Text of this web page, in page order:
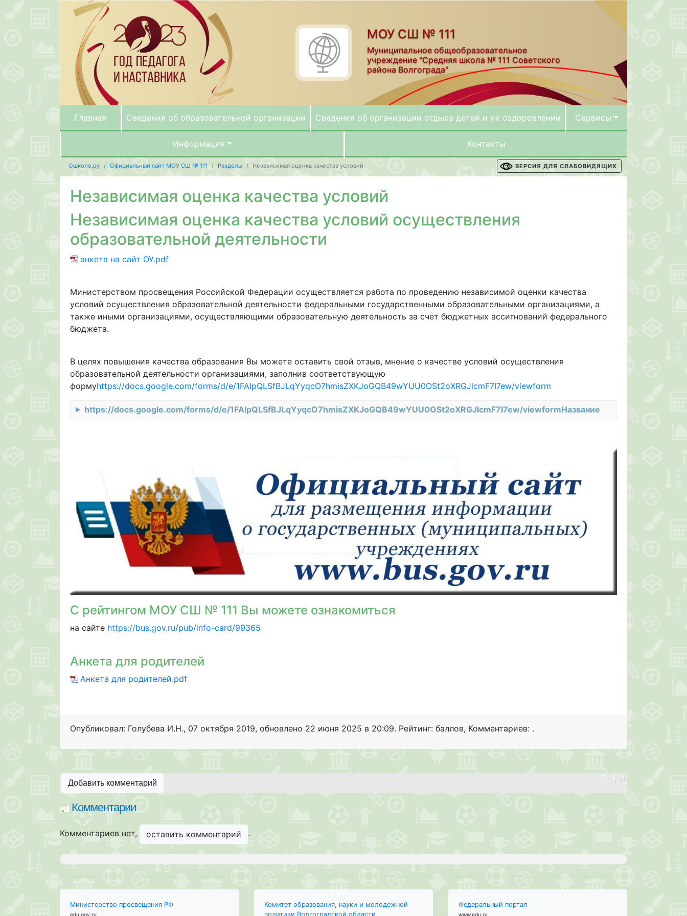
МОУ СШ № 111
Муниципальное общеобразовательное
учреждение "Средняя школа № 111 Советского
района Волгограда"
Главная Сведения об образовательной организации Сведения об организации отдыха детей и их оздоровлении Сервисы
Информация Контакты
Ошколе.ру Официальный сайт МОУ СШ № 111 Разделы Независимая оценка качества условий ВЕРСИЯ ДЛЯ СЛАБОВИДЯЩИХ
Независимая оценка качества условий
Независимая оценка качества условий осуществления
образовательной деятельности
анкета на сайт ОУ.pdf
Министерством просвещения Российской Федерации осуществляется работа по проведению независимой оценки качества
условий осуществления образовательной деятельности федеральными государственными образовательными организациями, а
также иными организациями, осуществляющими образовательную деятельность за счет бюджетных ассигнований федерального
бюджета.
В целях повышения качества образования Вы можете оставить свой отзыв, мнение о качестве условий осуществления
образовательной деятельности организациями, заполнив соответствующую
формуhttps://docs.google.com/forms/d/e/1FAIpQLSfBJLqYyqcO7hmisZXKJoGQB49wYUU0OSt2oXRGJlcmF7I7ew/viewform
https://docs.google.com/forms/d/e/1FAIpQLSfBJLqYyqcO7hmisZXKJoGQB49wYUU0OSt2oXRGJlcmF7I7ew/viewformНазвание
С рейтингом МОУ СШ № 111 Вы можете ознакомиться
на сайте https://bus.gov.ru/pub/info-card/99365
Анкета для родителей
Анкета для родителей.pdf
Опубликовал: Голубева И.Н., 07 октября 2019, обновлено 22 июня 2025 в 20:09. Рейтинг: баллов, Комментариев: .
Добавить комментарий
Комментарии
Комментариев нет, оставить комментарий .
Министерство просвещения РФ
edu.gov.ru
Комитет образования, науки и молодежной
политики Волгоградской области
Федеральный портал
www.edu.ru